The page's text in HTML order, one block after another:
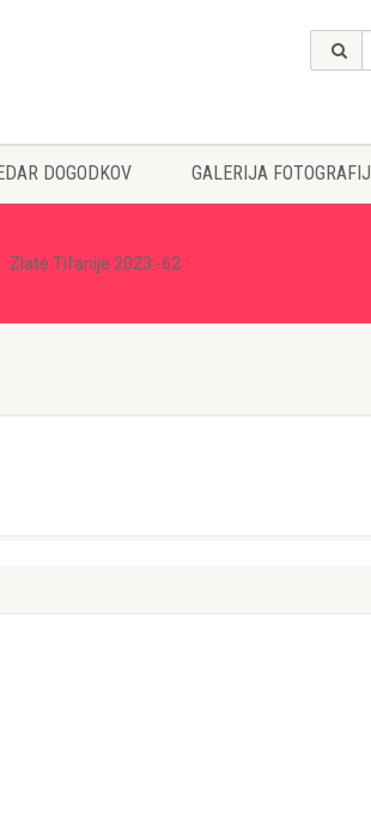
DOGODKOV GALERIJA FOTOGRAFIJ
Zlate Tifanije 2023 -62